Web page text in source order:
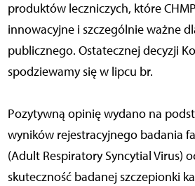
produktów leczniczych, które
innowacyjne i szczególnie ważne
publicznego. Ostatecznej decyzji
spodziewamy się w lipcu br.
Pozytywną opinię wydano na
wyników rejestracyjnego badania
(Adult Respiratory Syncytial Virus)
skuteczność badanej szczepionki